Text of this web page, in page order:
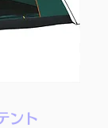
ント